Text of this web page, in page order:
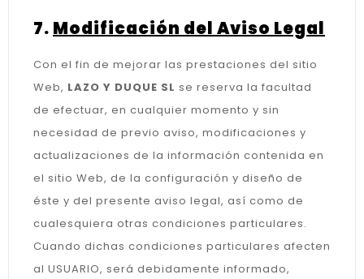
7. Modificación del Aviso Legal
Con el fin de mejorar las prestaciones del sitio
Web, LAZO Y DUQUE SL se reserva la facultad
de efectuar, en cualquier momento y sin
necesidad de previo aviso, modificaciones y
actualizaciones de la información contenida en
el sitio Web, de la configuración y diseño de
éste y del presente aviso legal, así como de
cualesquiera otras condiciones particulares.
Cuando dichas condiciones particulares afecten
al USUARIO, será debidamente informado,